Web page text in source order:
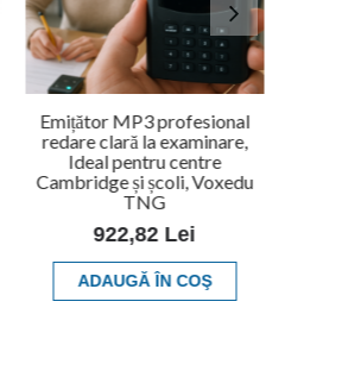
Emițător MP3 profesional
redare clară la examinare,
Ideal pentru centre
Cambridge și școli, Voxedu
TNG
922,82 Lei
ADAUGĂ ÎN COŞ